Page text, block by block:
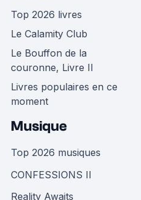
Top 2026 livres
Le Calamity Club
Le Bouffon de la
couronne, Livre II
Livres populaires en ce
moment
Musique
Top 2026 musiques
CONFESSIONS II
Reality Awaits